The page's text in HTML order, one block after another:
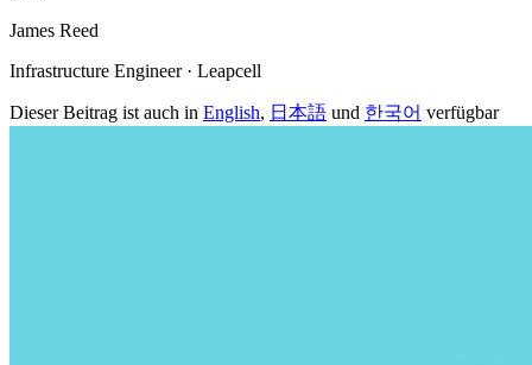
James Reed
Infrastructure Engineer · Leapcell
Dieser Beitrag ist auch in English, 日本語 und 한국어 verfügbar